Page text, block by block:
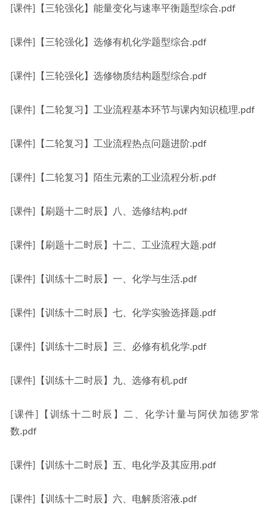
[课件]【三轮强化】能量变化与速率平衡题型综合.pdf
[课件]【三轮强化】选修有机化学题型综合.pdf
[课件]【三轮强化】选修物质结构题型综合.pdf
[课件]【二轮复习】工业流程基本环节与课内知识梳理.pdf
[课件]【二轮复习】工业流程热点问题进阶.pdf
[课件]【二轮复习】陌生元素的工业流程分析.pdf
[课件]【刷题十二时辰】八、选修结构.pdf
[课件]【刷题十二时辰】十二、工业流程大题.pdf
[课件]【训练十二时辰】一、化学与生活.pdf
[课件]【训练十二时辰】七、化学实验选择题.pdf
[课件]【训练十二时辰】三、必修有机化学.pdf
[课件]【训练十二时辰】九、选修有机.pdf
[课件]【训练十二时辰】二、化学计量与阿伏加徳罗常
数.pdf
[课件]【训练十二时辰】五、电化学及其应用.pdf
[课件]【训练十二时辰】六、电解质溶液.pdf